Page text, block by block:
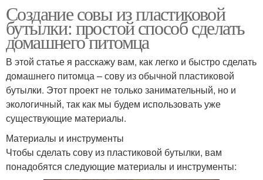
Создание совы из пластиковой
бутылки: простой способ сделать
домашнего питомца
В этой статье я расскажу вам, как легко и быстро сделать
домашнего питомца – сову из обычной пластиковой
бутылки. Этот проект не только занимательный, но и
экологичный, так как мы будем использовать уже
существующие материалы.
Материалы и инструменты
Чтобы сделать сову из пластиковой бутылки, вам
понадобятся следующие материалы и инструменты: